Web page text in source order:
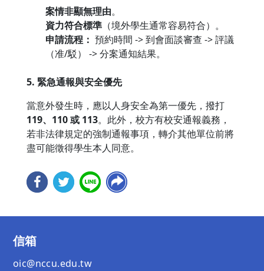
案情非顯無理由。
資力符合標準（境外學生通常容易符合）。
申請流程： 預約時間 -> 到會面談審查 -> 評議
（准/駁） -> 分案通知結果。
5. 緊急通報與安全優先
當意外發生時，應以人身安全為第一優先，撥打
119、110 或 113。此外，校方有校安通報義務，
若非法律規定的強制通報事項，轉介其他單位前將
盡可能徵得學生本人同意。
信箱
oic@nccu.edu.tw